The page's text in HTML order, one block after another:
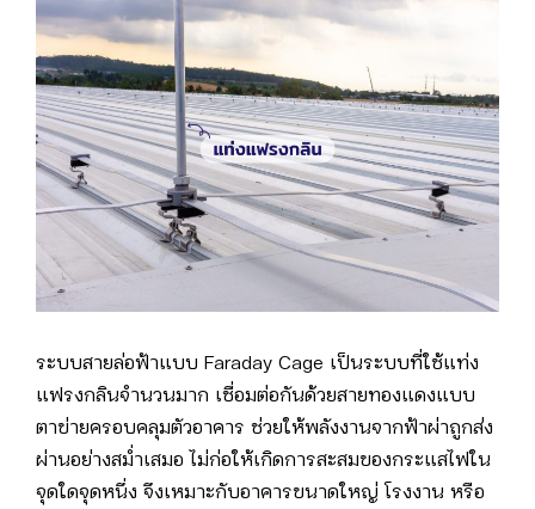
ระบบสายล่อฟ้าแบบ Faraday Cage เป็นระบบที่ใช้แท่ง
แฟรงกลินจำนวนมาก เชื่อมต่อกันด้วยสายทองแดงแบบ
ตาข่ายครอบคลุมตัวอาคาร ช่วยให้พลังงานจากฟ้าผ่าถูกส่ง
ผ่านอย่างสม่ำเสมอ ไม่ก่อให้เกิดการสะสมของกระแสไฟใน
จุดใดจุดหนึ่ง จึงเหมาะกับอาคารขนาดใหญ่ โรงงาน หรือ